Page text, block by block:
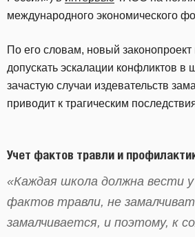
международного экономического
По его словам, новый законопроект
допускать эскалации конфликтов в
зачастую случаи издевательств
приводит к трагическим
Учет фактов травли и
«Каждая школа должна вести
фактов травли, не
замалчивается, и поэтому, к